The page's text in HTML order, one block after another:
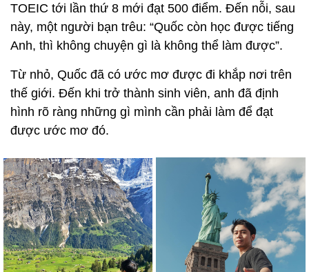
TOEIC tới lần thứ 8 mới đạt 500 điểm. Đến nỗi, sau
này, một người bạn trêu: “Quốc còn học được tiếng
Anh, thì không chuyện gì là không thể làm được”.
Từ nhỏ, Quốc đã có ước mơ được đi khắp nơi trên
thế giới. Đến khi trở thành sinh viên, anh đã định
hình rõ ràng những gì mình cần phải làm để đạt
được ước mơ đó.